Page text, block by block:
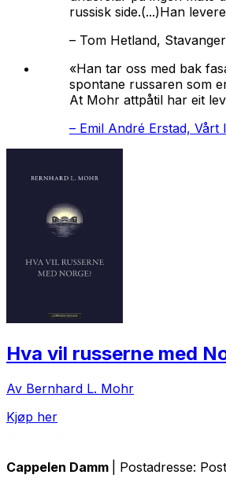
russisk side.(...)Han
– Tom Hetland,
«Han tar oss med bak
spontane russaren som
At Mohr attpåtil har eit
– Emil André Erstad, Vårt
Hva vil russerne med
Av Bernhard L. Mohr
Kjøp her
Cappelen Damm | Postadresse: